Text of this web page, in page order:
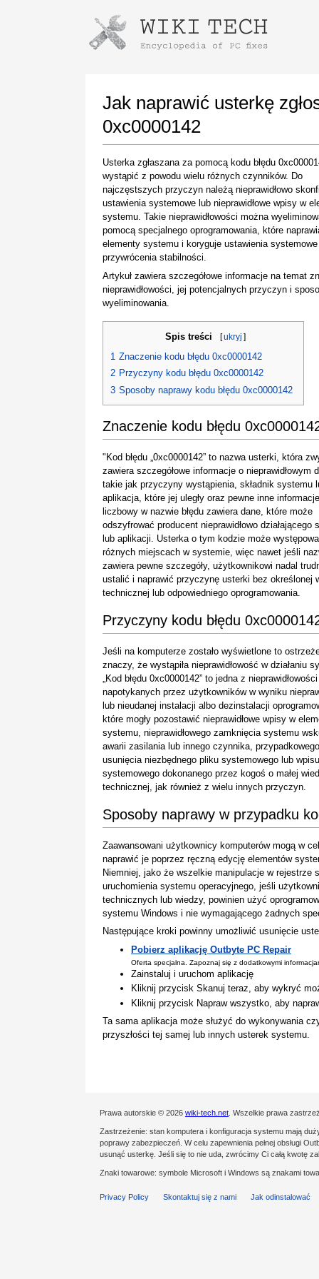
Jak naprawić usterkę
0xc0000142
Usterka zgłaszana za pomocą kodu błędu
wystąpić z powodu wielu różnych czynników. Do
najczęstszych przyczyn należą nieprawidłowo
ustawienia systemowe lub nieprawidłowe wpisy w
systemu. Takie nieprawidłowości można
pomocą specjalnego oprogramowania, które
elementy systemu i koryguje ustawienia
przywrócenia stabilności.
Artykuł zawiera szczegółowe informacje na temat
nieprawidłowości, jej potencjalnych przyczyn i
wyeliminowania.
Spis treści [ukryj ]
1 Znaczenie kodu błędu 0xc0000142
2 Przyczyny kodu błędu 0xc0000142
3 Sposoby naprawy kodu błędu 0xc0000142
Znaczenie kodu błędu
"Kod błędu „0xc0000142” to nazwa usterki, która
zawiera szczegółowe informacje o nieprawidłowym
takie jak przyczyny wystąpienia, składnik systemu
aplikacja, które jej uległy oraz pewne inne
liczbowy w nazwie błędu zawiera dane, które może
odszyfrować producent nieprawidłowo działającego
lub aplikacji. Usterka o tym kodzie może
różnych miejscach w systemie, więc nawet jeśli
zawiera pewne szczegóły, użytkownikowi nadal
ustalić i naprawić przyczynę usterki bez określonej
technicznej lub odpowiedniego oprogramowania.
Przyczyny kodu błędu
Jeśli na komputerze zostało wyświetlone to
znaczy, że wystąpiła nieprawidłowość w działaniu
„Kod błędu 0xc0000142” to jedna z nieprawidłowości
napotykanych przez użytkowników w wyniku
lub nieudanej instalacji albo dezinstalacji
które mogły pozostawić nieprawidłowe wpisy w
systemu, nieprawidłowego zamknięcia systemu
awarii zasilania lub innego czynnika, przypadkowego
usunięcia niezbędnego pliku systemowego lub
systemowego dokonanego przez kogoś o małej
technicznej, jak również z wielu innych przyczyn.
Sposoby naprawy w przypadku
Zaawansowani użytkownicy komputerów mogą w
naprawić je poprzez ręczną edycję elementów
Niemniej, jako że wszelkie manipulacje w
uruchomienia systemu operacyjnego, jeśli
technicznych lub wiedzy, powinien użyć
systemu Windows i nie wymagającego żadnych
Następujące kroki powinny umożliwić usunięcie
Pobierz aplikację Outbyte PC Repair
Oferta specjalna. Zapoznaj się z dodatkowymi
Zainstaluj i uruchom aplikację
Kliknij przycisk Skanuj teraz, aby wykryć
Kliknij przycisk Napraw wszystko, aby
Ta sama aplikacja może służyć do wykonywania
przyszłości tej samej lub innych usterek systemu.
Prawa autorskie © 2026 wiki-tech.net . Wszelkie prawa
Zastrzeżenie: stan komputera i konfiguracja systemu mają
poprawy zabezpieczeń. W celu zapewnienia pełnej obsługi
usunąć usterkę. Jeśli się to nie uda, zwrócimy Ci całą kwotę
Znaki towarowe: symbole Microsoft i Windows są znakami
Privacy Policy Skontaktuj się z nami Jak odinstalować
Instructions for downloading using
Once the download is complete, click on the
downloaded file link